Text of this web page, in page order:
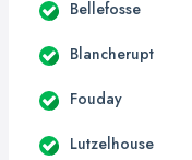
Bellefosse
Blancherupt
Fouday
Lutzelhouse